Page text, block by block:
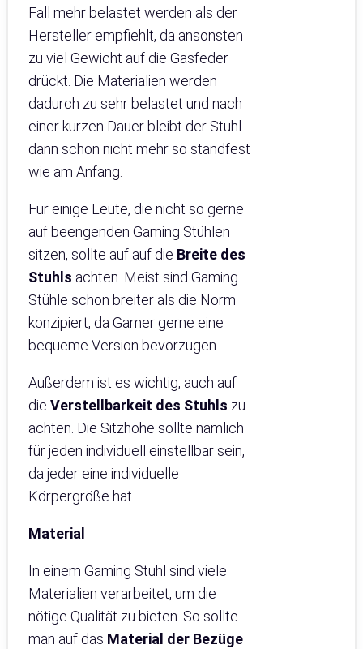
Fall mehr belastet werden als der
Hersteller empfiehlt, da ansonsten
zu viel Gewicht auf die Gasfeder
drückt. Die Materialien werden
dadurch zu sehr belastet und nach
einer kurzen Dauer bleibt der Stuhl
dann schon nicht mehr so standfest
wie am Anfang.
Für einige Leute, die nicht so gerne
auf beengenden Gaming Stühlen
sitzen, sollte auf auf die Breite des
Stuhls achten. Meist sind Gaming
Stühle schon breiter als die Norm
konzipiert, da Gamer gerne eine
bequeme Version bevorzugen.
Außerdem ist es wichtig, auch auf
die Verstellbarkeit des Stuhls zu
achten. Die Sitzhöhe sollte nämlich
für jeden individuell einstellbar sein,
da jeder eine individuelle
Körpergröße hat.
Material
In einem Gaming Stuhl sind viele
Materialien verarbeitet, um die
nötige Qualität zu bieten. So sollte
man auf das Material der Bezüge